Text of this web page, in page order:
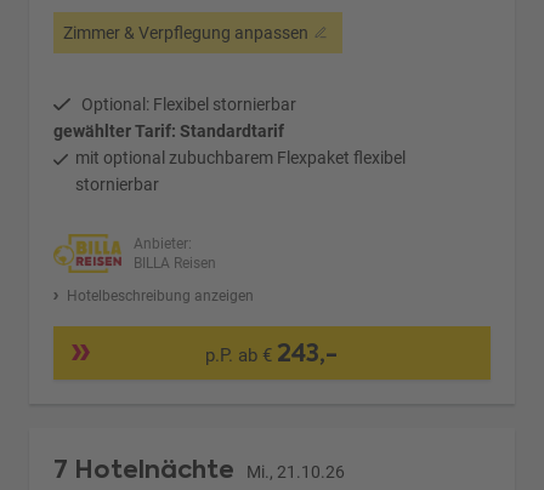
Zimmer & Verpflegung anpassen
Optional: Flexibel stornierbar
gewählter Tarif: Standardtarif
mit optional zubuchbarem Flexpaket flexibel
stornierbar
Anbieter:
BILLA Reisen
Hotelbeschreibung anzeigen
p.P. ab € 243,-
7 Hotelnächte Mi., 21.10.26